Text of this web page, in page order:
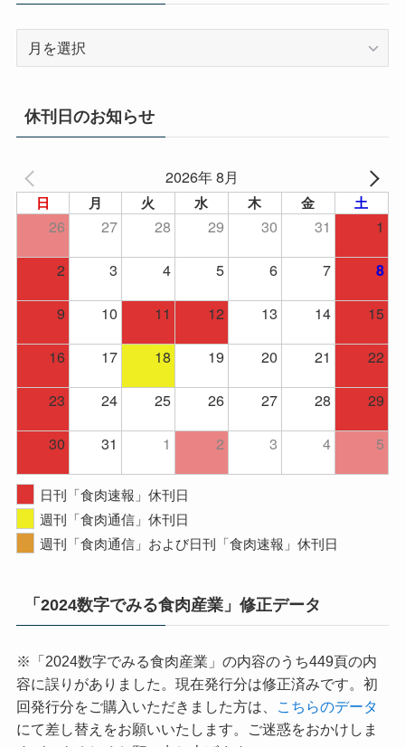
イ
ブ
休刊日のお知らせ
2026年 8月
日 月 火 水 木 金 土
26 27 28 29 30 31
1
2
3 4 5 6 7 8
9 10 11 12 13 14
15
16
17 18 19 20 21
22
23
24 25 26 27 28
29
30
31 1 2 3 4 5
日刊「食肉速報」休刊日
週刊「食肉通信」休刊日
週刊「食肉通信」および日刊「食肉速報」休刊日
「2024数字でみる食肉産業」修正データ
※「2024数字でみる食肉産業」の内容のうち449頁の内
容に誤りがありました。現在発行分は修正済みです。初
回発行分をご購入いただきました方は、
こちらのデータ
にて差し替えをお願いいたします。ご迷惑をおかけしま